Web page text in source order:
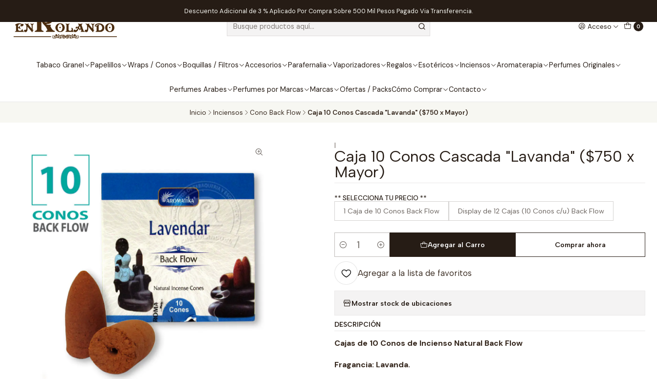
Acceso 0
Tabaco Granel Papelillos Wraps / Conos Boquillas / Filtros Accesorios Parafernalia Vaporizadores Regalos Esotéricos Inciensos Aromaterapia Perfumes Originales
Perfumes Arabes Perfumes por Marcas Marcas Ofertas / PacksCómo Comprar Contacto
Descuento Adicional de 3 % Aplicado Por Compra Sobre 500 Mil Pesos Pagado Via Transferencia.
Inicio Inciensos Cono Back Flow Caja 10 Conos Cascada "Lavanda" ($750 x Mayor)
|
Caja 10 Conos Cascada "Lavanda" ($750 x
Mayor)
** SELECCIONA TU PRECIO **
1 Caja de 10 Conos Back Flow Display de 12 Cajas (10 Conos c/u) Back Flow
Cantidad
Agregar al Carro Comprar ahora
Agregar a la lista de favoritos
Mostrar stock de ubicaciones
DESCRIPCIÓN
Cajas de 10 Conos de Incienso Natural Back Flow
Fragancia: Lavanda.